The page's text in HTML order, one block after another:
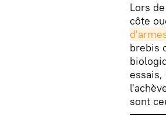
Lors
côte
brebis
sont